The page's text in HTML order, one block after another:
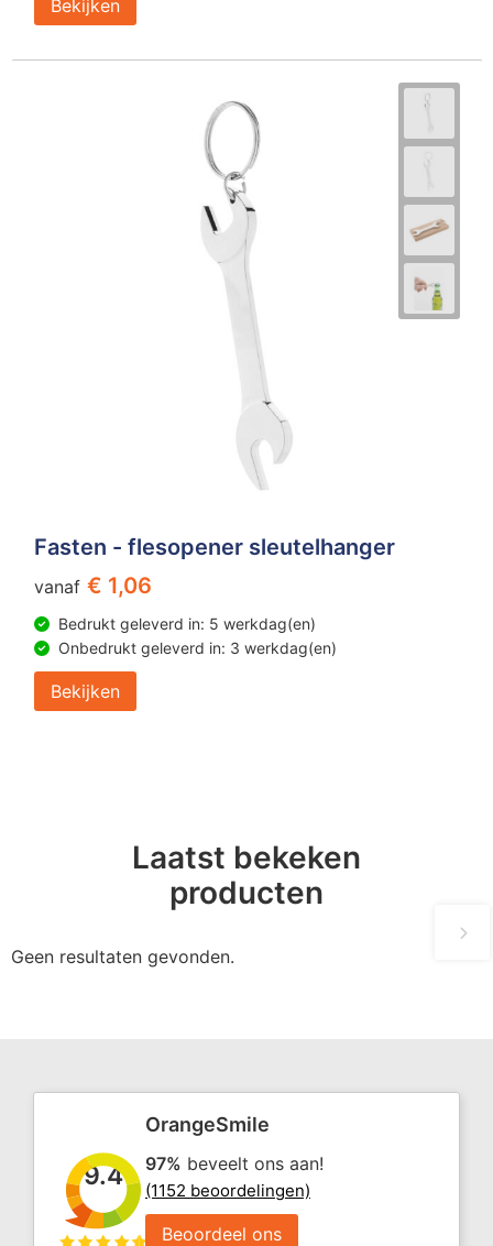
Bekijken
Fasten - flesopener sleutelhanger
vanaf € 1,06
Bedrukt geleverd in: 5 werkdag(en)
Onbedrukt geleverd in: 3 werkdag(en)
Bekijken
Laatst bekeken
producten
Geen resultaten gevonden.
9.4
OrangeSmile
97% beveelt ons aan!
(1152 beoordelingen)
Beoordeel ons